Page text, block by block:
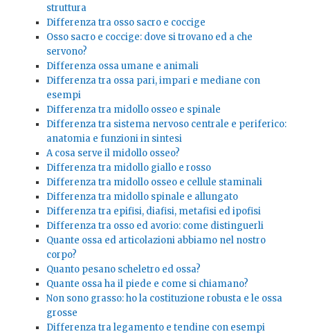
struttura
Differenza tra osso sacro e coccige
Osso sacro e coccige: dove si trovano ed a che
servono?
Differenza ossa umane e animali
Differenza tra ossa pari, impari e mediane con
esempi
Differenza tra midollo osseo e spinale
Differenza tra sistema nervoso centrale e periferico:
anatomia e funzioni in sintesi
A cosa serve il midollo osseo?
Differenza tra midollo giallo e rosso
Differenza tra midollo osseo e cellule staminali
Differenza tra midollo spinale e allungato
Differenza tra epifisi, diafisi, metafisi ed ipofisi
Differenza tra osso ed avorio: come distinguerli
Quante ossa ed articolazioni abbiamo nel nostro
corpo?
Quanto pesano scheletro ed ossa?
Quante ossa ha il piede e come si chiamano?
Non sono grasso: ho la costituzione robusta e le ossa
grosse
Differenza tra legamento e tendine con esempi